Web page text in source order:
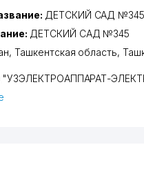
ДЕТСКИЙ САД №345
ДЕТСКИЙ САД №345
Ташкентская область,
"УЗЭЛЕКТРОАППАРАТ-